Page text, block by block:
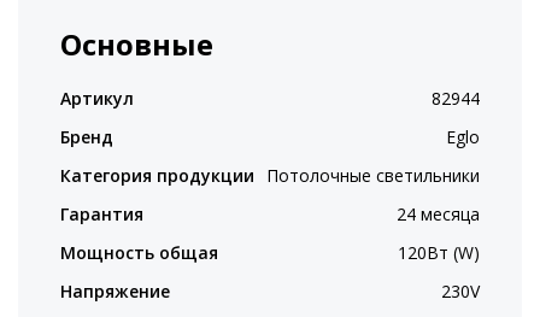
Основные
Артикул
82944
Бренд
Eglo
Категория продукции
Потолочные светильники
Гарантия
24 месяца
Мощность общая
120Вт (W)
Напряжение
230V